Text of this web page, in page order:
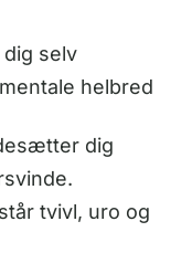
selv
helbred
dig
tvivl, uro og